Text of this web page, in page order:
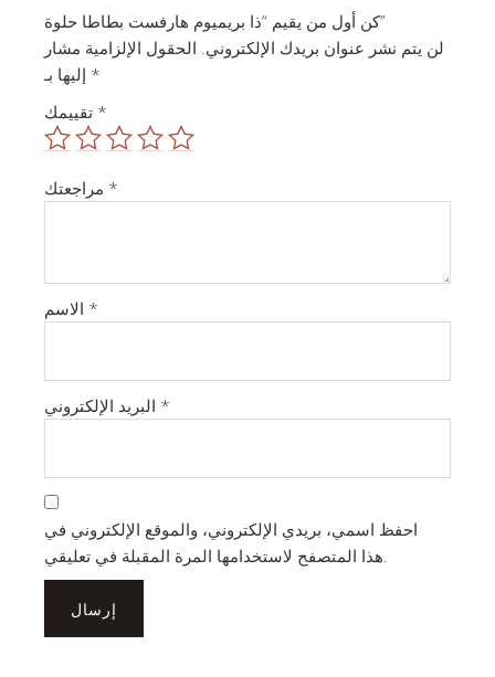
كن أول من يقيم “ذا بريميوم هارفست بطاطا حلوة”
لن يتم نشر عنوان بريدك الإلكتروني. الحقول الإلزامية مشار
*
*
*
*
*
احفظ اسمي، بريدي الإلكتروني، والموقع الإلكتروني في